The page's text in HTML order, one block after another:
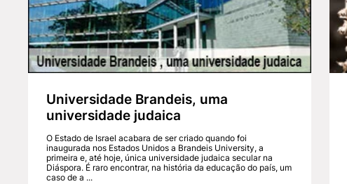
Universidade Brandeis, uma
universidade judaica
O Estado de Israel acabara de ser criado quando foi
inaugurada nos Estados Unidos a Brandeis University, a
primeira e, até hoje, única universidade judaica secular na
Diáspora. É raro encontrar, na história da educação do país, um
caso de a ...